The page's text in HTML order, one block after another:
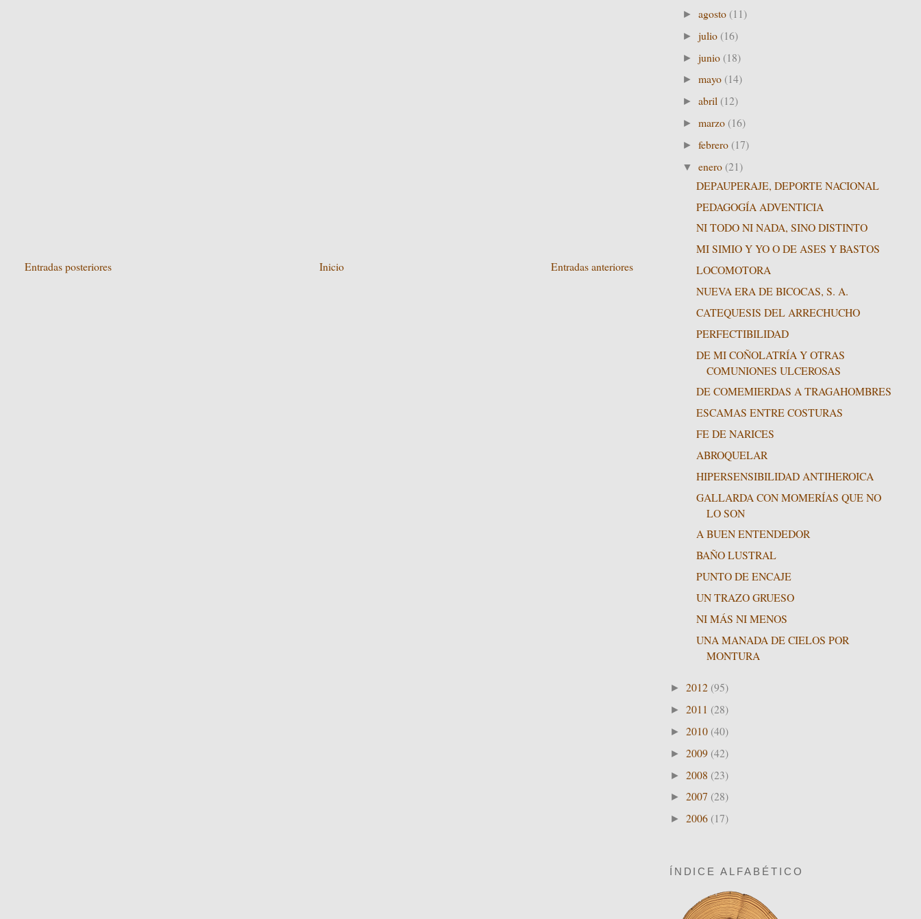
Entradas posteriores Entradas anteriores
Inicio
►agosto (11)
►julio (16)
►junio (18)
►mayo (14)
►abril (12)
►marzo (16)
►febrero (17)
▼enero (21)
DEPAUPERAJE, DEPORTE NACIONAL
PEDAGOGÍA ADVENTICIA
NI TODO NI NADA, SINO DISTINTO
MI SIMIO Y YO O DE ASES Y BASTOS
LOCOMOTORA
NUEVA ERA DE BICOCAS, S. A.
CATEQUESIS DEL ARRECHUCHO
PERFECTIBILIDAD
DE MI COÑOLATRÍA Y OTRAS
COMUNIONES ULCEROSAS
DE COMEMIERDAS A TRAGAHOMBRES
ESCAMAS ENTRE COSTURAS
FE DE NARICES
ABROQUELAR
HIPERSENSIBILIDAD ANTIHEROICA
GALLARDA CON MOMERÍAS QUE NO
LO SON
A BUEN ENTENDEDOR
BAÑO LUSTRAL
PUNTO DE ENCAJE
UN TRAZO GRUESO
NI MÁS NI MENOS
UNA MANADA DE CIELOS POR
MONTURA
► 2012 (95)
► 2011 (28)
► 2010 (40)
► 2009 (42)
► 2008 (23)
► 2007 (28)
► 2006 (17)
ÍNDICE ALFABÉTICO